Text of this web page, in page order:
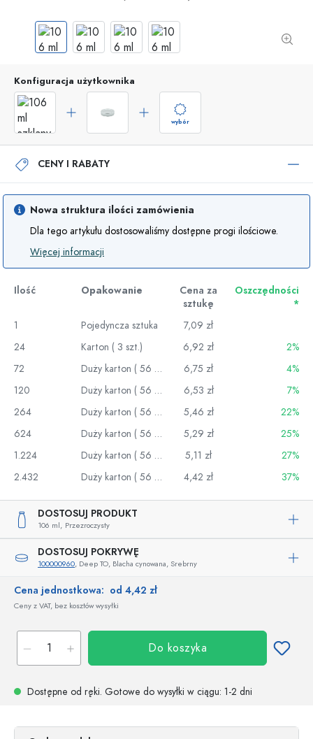
Konfiguracja użytkownika
wybór
CENY I RABATY
Nowa struktura ilości zamówienia
Dla tego artykułu dostosowaliśmy dostępne progi ilościowe.
Więcej informacji
Ilość Opakowanie
Cena za
sztukę
Oszczędności
*
1
Pojedyncza sztuka
7,09 zł
24
Karton ( 3 szt.) 6,92 zł
2%
72
Duży karton ( 56 szt.) 6,75 zł
4%
120
Duży karton ( 56 szt.) 6,53 zł
7%
264
Duży karton ( 56 szt.) 5,46 zł
22%
624
Duży karton ( 56 szt.) 5,29 zł
25%
1.224
Duży karton ( 56 szt.) 5,11 zł
27%
2.432
Duży karton ( 56 szt.) 4,42 zł 37%
DOSTOSUJ PRODUKT
106 ml, Przezroczysty
DOSTOSUJ POKRYWĘ
100000960, Deep TO, Blacha cynowana, Srebrny
Cena jednostkowa: od 4,42 zł
Ceny z VAT, bez kosztów wysyłki
Do koszyka
Dostępne od ręki. Gotowe do wysyłki w ciągu: 1-2 dni